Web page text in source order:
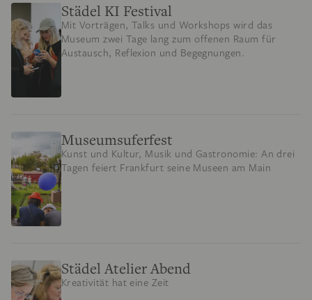
Städel KI Festival
Mit Vorträgen, Talks und Workshops wird das
Museum zwei Tage lang zum offenen Raum für
Austausch, Reflexion und Begegnungen.
Museumsuferfest
Kunst und Kultur, Musik und Gastronomie: An drei
Tagen feiert Frankfurt seine Museen am Main
Städel Atelier Abend
Kreativität hat eine Zeit